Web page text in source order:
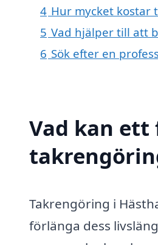
4 Hur mycket kostar
5 Vad hjälper till att
6 Sök efter en
Vad kan ett
Takrengöring i
förlänga dess